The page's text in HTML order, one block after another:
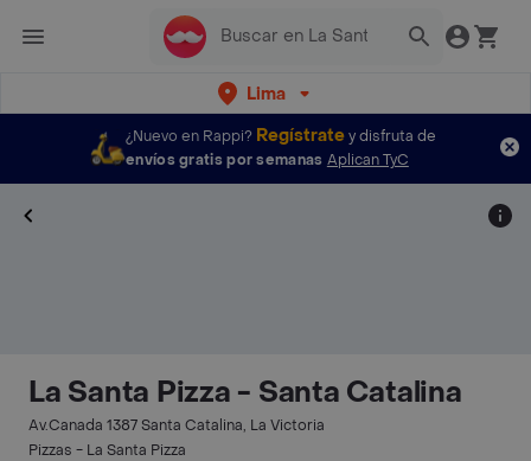
Lima
¿Nuevo en Rappi? Regístratey disfruta de
envíos gratis por semanas Aplican TyC
La Santa Pizza - Santa Catalina
Av.Canada 1387 Santa Catalina, La Victoria
Pizzas - La Santa Pizza